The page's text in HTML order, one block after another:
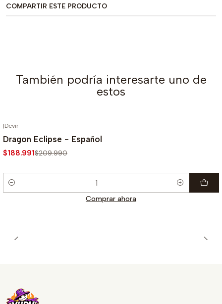
COMPARTIR ESTE PRODUCTO
También podría interesarte uno de
estos
-10%
|Devir
Dragon Eclipse - Español
$188.991$209.990
Cantidad
Comprar ahora